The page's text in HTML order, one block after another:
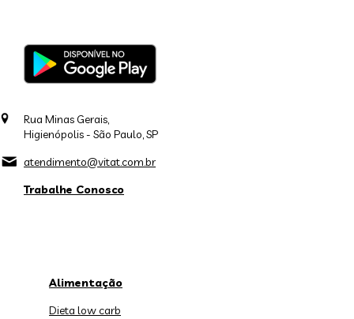
Rua Minas Gerais,
Higienópolis - São Paulo, SP
atendimento@vitat.com.br
Trabalhe Conosco
Alimentação
Dieta low carb